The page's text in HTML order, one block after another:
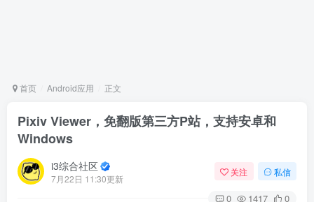
首页 Android应用 正文
Pixiv Viewer，免翻版第三方P站，支持安卓和
Windows
i3综合社区
7月22日 11:30更新
关注 私信
0 1417 0